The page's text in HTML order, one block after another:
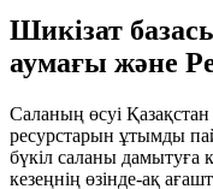
Шикізат
аумағы және
Саланың өсуі
ресурстарын ұтымды
бүкіл саланы дамытуға
кезеңнің өзінде-ақ